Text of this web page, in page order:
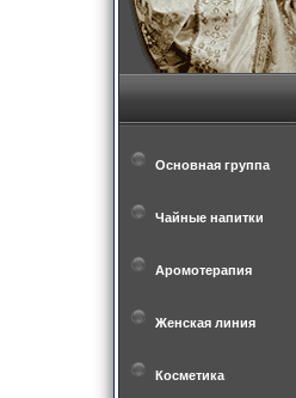
Основная группа
Чайные напитки
Аромотерапия
Женская линия
Косметика